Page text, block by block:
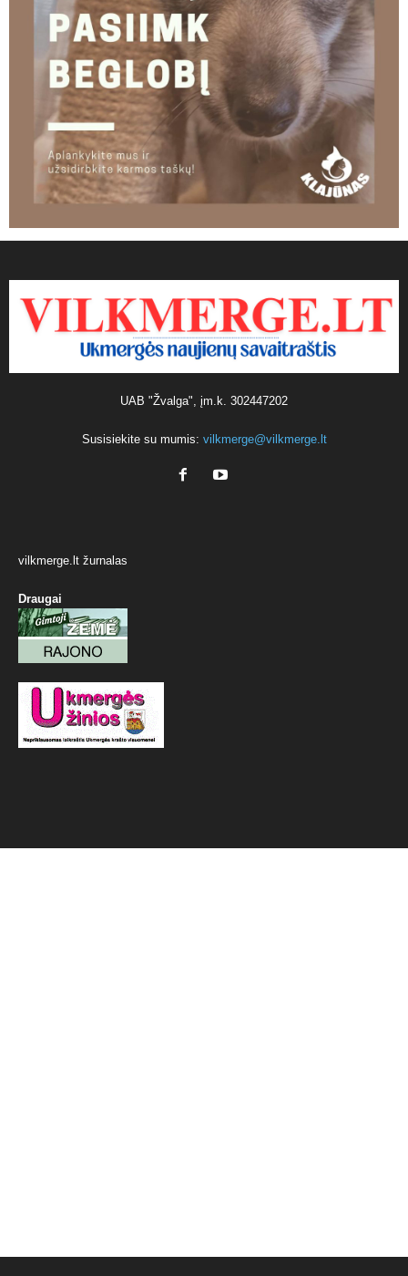
UAB "Žvalga", įm.k. 302447202
Susisiekite su mumis: vilkmerge@vilkmerge.lt
vilkmerge.lt žurnalas
Draugai